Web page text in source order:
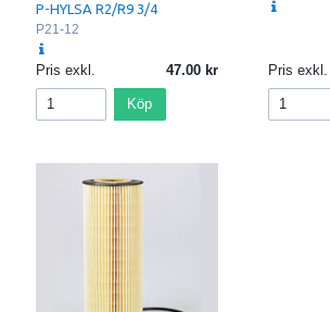
P-HYLSA R2/R9 3/4
P21-12
Pris exkl. 47.00
Köp
Pris exkl.